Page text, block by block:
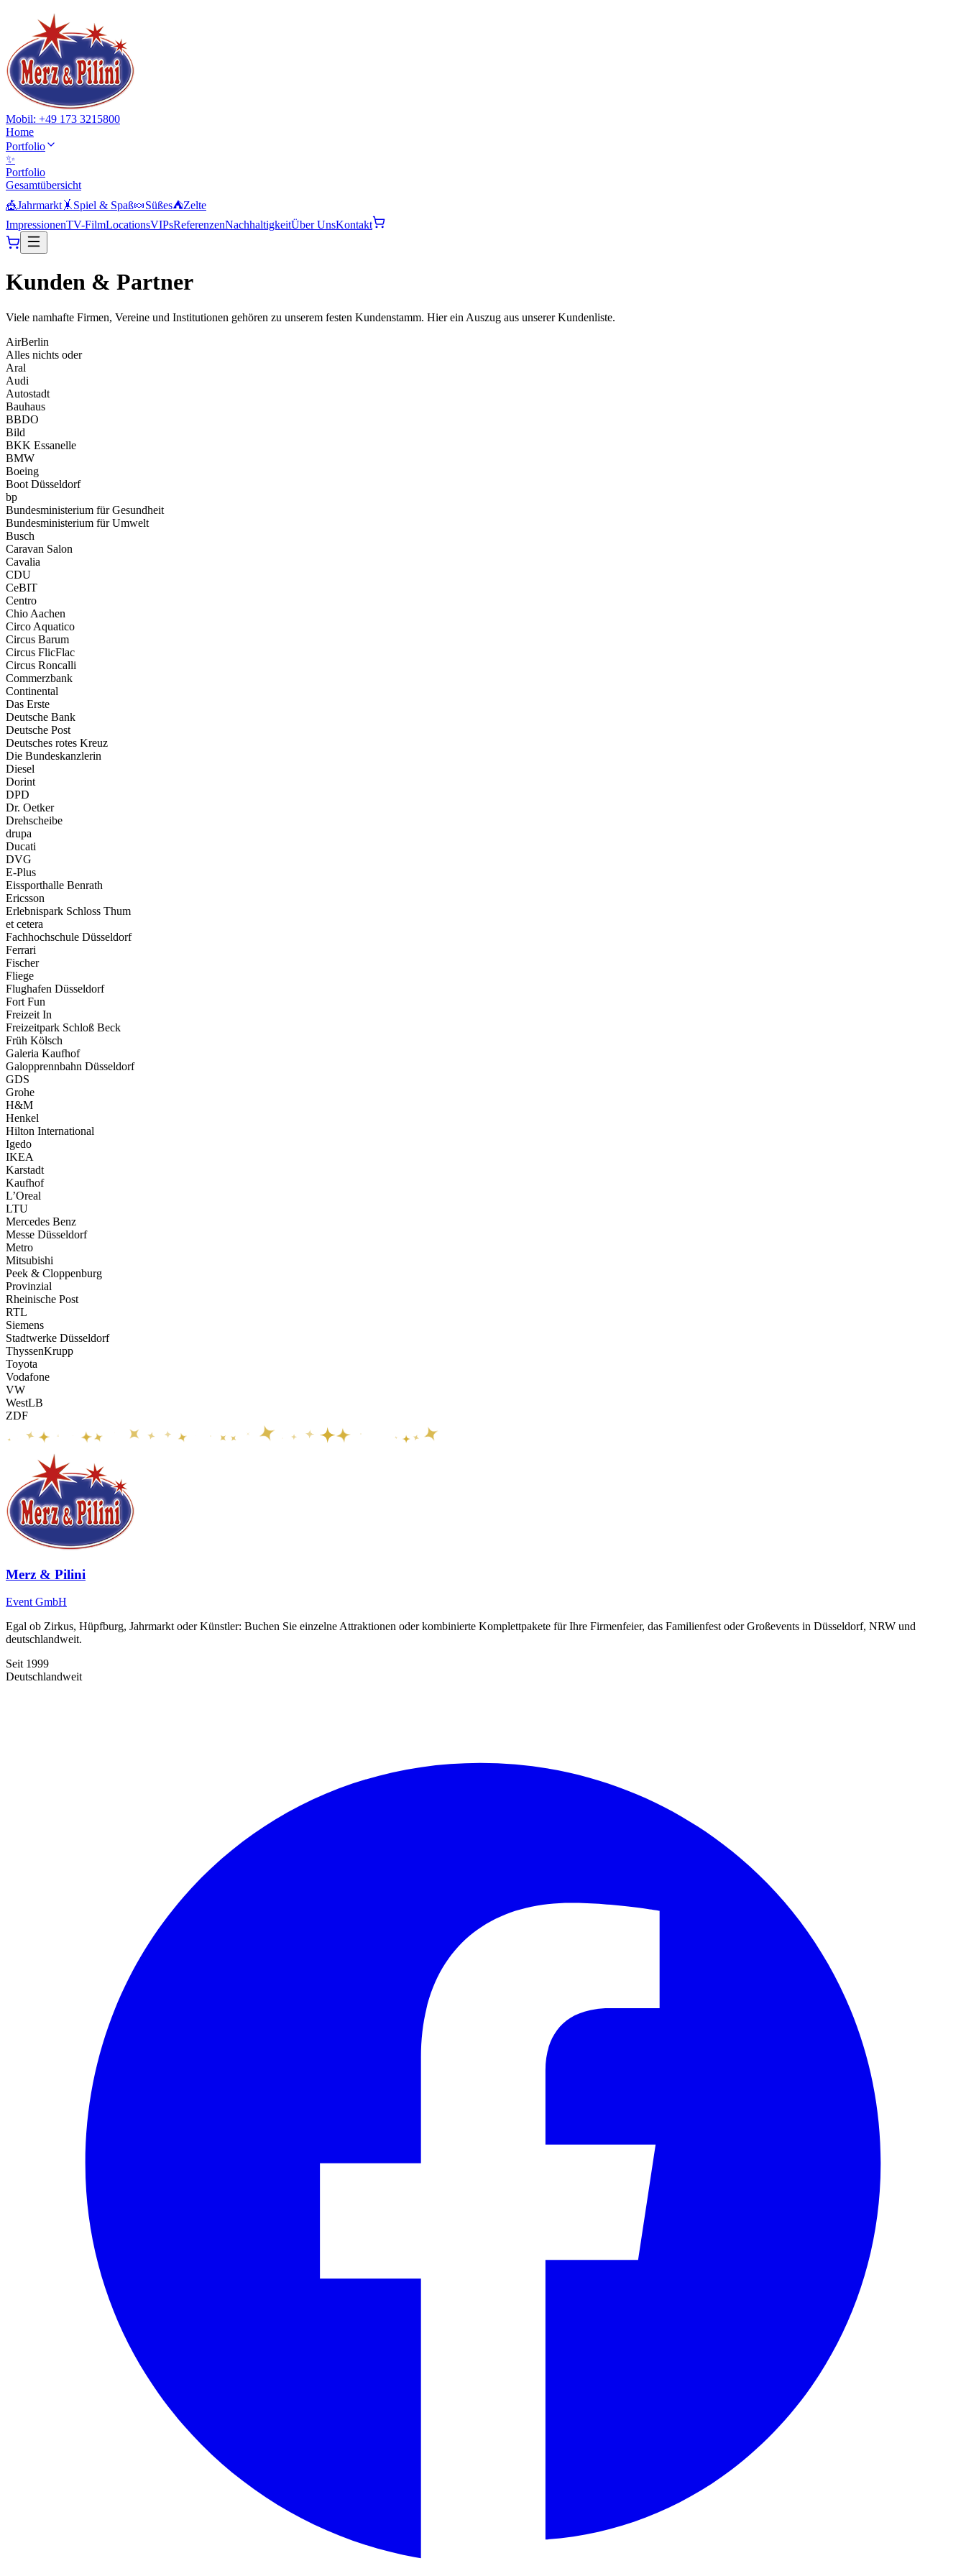
Mobil: +49 173 3215800
Home
Portfolio
✨
Portfolio
Gesamtübersicht
🎪Jahrmarkt 🤸 Spiel & Spaß🍬Süßes⛺Zelte
ImpressionenTV-FilmLocationsVIPsReferenzenNachhaltigkeitÜber UnsKontakt
Kunden & Partner
Viele namhafte Firmen, Vereine und Institutionen gehören zu unserem festen Kundenstamm. Hier ein Auszug aus unserer Kundenliste.
AirBerlin
Alles nichts oder
Aral
Audi
Autostadt
Bauhaus
BBDO
Bild
BKK Essanelle
BMW
Boeing
Boot Düsseldorf
bp
Bundesministerium für Gesundheit
Bundesministerium für Umwelt
Busch
Caravan Salon
Cavalia
CDU
CeBIT
Centro
Chio Aachen
Circo Aquatico
Circus Barum
Circus FlicFlac
Circus Roncalli
Commerzbank
Continental
Das Erste
Deutsche Bank
Deutsche Post
Deutsches rotes Kreuz
Die Bundeskanzlerin
Diesel
Dorint
DPD
Dr. Oetker
Drehscheibe
drupa
Ducati
DVG
E-Plus
Eissporthalle Benrath
Ericsson
Erlebnispark Schloss Thum
et cetera
Fachhochschule Düsseldorf
Ferrari
Fischer
Fliege
Flughafen Düsseldorf
Fort Fun
Freizeit In
Freizeitpark Schloß Beck
Früh Kölsch
Galeria Kaufhof
Galopprennbahn Düsseldorf
GDS
Grohe
H&M
Henkel
Hilton International
Igedo
IKEA
Karstadt
Kaufhof
L’Oreal
LTU
Mercedes Benz
Messe Düsseldorf
Metro
Mitsubishi
Peek & Cloppenburg
Provinzial
Rheinische Post
RTL
Siemens
Stadtwerke Düsseldorf
ThyssenKrupp
Toyota
Vodafone
VW
WestLB
ZDF
Merz & Pilini
Event GmbH
Egal ob Zirkus, Hüpfburg, Jahrmarkt oder Künstler: Buchen Sie einzelne Attraktionen oder kombinierte Komplettpakete für Ihre Firmenfeier, das Familienfest oder Großevents in Düsseldorf, NRW und
deutschlandweit.
Seit 1999
Deutschlandweit